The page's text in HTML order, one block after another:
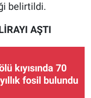
belirtildi.
AŞTI
kıyısında 70
fosil bulundu